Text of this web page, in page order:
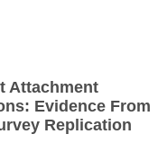
Attachment
Evidence From
Replication